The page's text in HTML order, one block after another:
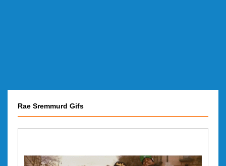
Rae Sremmurd Gifs